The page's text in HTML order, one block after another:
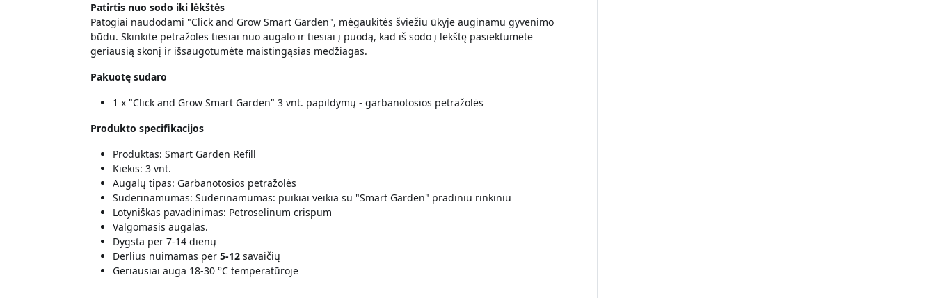
Patirtis nuo sodo iki lėkštės
Patogiai naudodami "Click and Grow Smart Garden", mėgaukitės šviežiu ūkyje auginamu gyvenimo
būdu. Skinkite petražoles tiesiai nuo augalo ir tiesiai į puodą, kad iš sodo į lėkštę pasiektumėte
geriausią skonį ir išsaugotumėte maistingąsias medžiagas.
Pakuotę sudaro
1 x "Click and Grow Smart Garden" 3 vnt. papildymų - garbanotosios petražolės
Produkto specifikacijos
Produktas: Smart Garden Refill
Kiekis: 3 vnt.
Augalų tipas: Garbanotosios petražolės
Suderinamumas: Suderinamumas: puikiai veikia su "Smart Garden" pradiniu rinkiniu
Lotyniškas pavadinimas: Petroselinum crispum
Valgomasis augalas.
Dygsta per 7-14 dienų
Derlius nuimamas per 5-12 savaičių
Geriausiai auga 18-30 °C temperatūroje